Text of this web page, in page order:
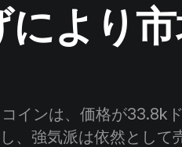
により
インは、価格が33.8k
、強気派は依然とし